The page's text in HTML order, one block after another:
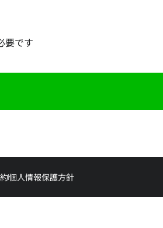
要です
個人情報保護方針